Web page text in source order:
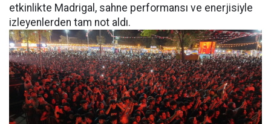
etkinlikte Madrigal, sahne performansı ve enerjisiyle
izleyenlerden tam not aldı.